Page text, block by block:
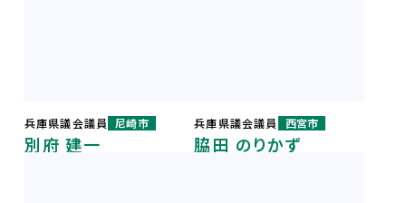
兵庫県議会議員 尼崎市
別府 建一
兵庫県議会議員 西宮市
脇田 のりかず